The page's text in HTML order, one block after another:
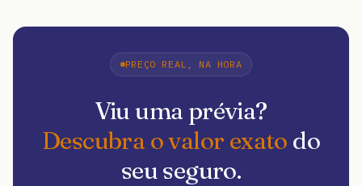
PREÇO REAL, NA HORA
Viu uma prévia?
Descubra o valor exato do
seu seguro.